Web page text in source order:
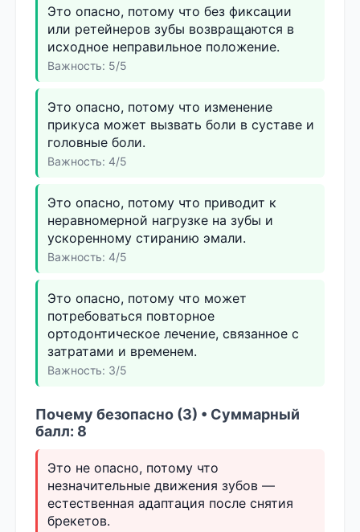
Это опасно, потому что без фиксации
или ретейнеров зубы возвращаются в
исходное неправильное положение.
Важность: 5/5
Это опасно, потому что изменение
прикуса может вызвать боли в суставе и
головные боли.
Важность: 4/5
Это опасно, потому что приводит к
неравномерной нагрузке на зубы и
ускоренному стиранию эмали.
Важность: 4/5
Это опасно, потому что может
потребоваться повторное
ортодонтическое лечение, связанное с
затратами и временем.
Важность: 3/5
Почему безопасно (3) • Суммарный
балл: 8
Это не опасно, потому что
незначительные движения зубов —
естественная адаптация после снятия
брекетов.